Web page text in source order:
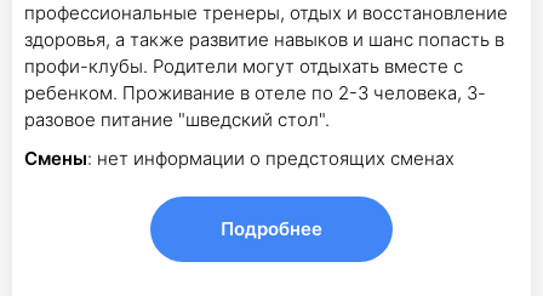
профессиональные тренеры, отдых и восстановление
здоровья, а также развитие навыков и шанс попасть в
профи-клубы. Родители могут отдыхать вместе с
ребенком. Проживание в отеле по 2-3 человека, 3-
разовое питание "шведский стол".
Смены: нет информации о предстоящих сменах
Подробнее